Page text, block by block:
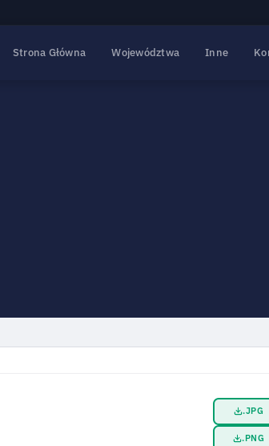
Strona Główna Województwa Inne
.JPG
.PNG